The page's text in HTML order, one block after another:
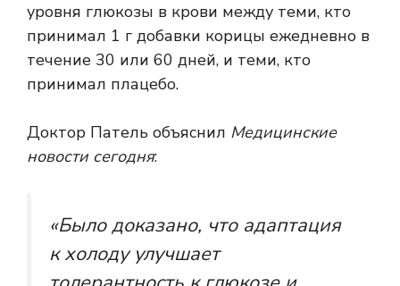
уровня глюкозы в крови между теми, кто
принимал 1 г добавки корицы ежедневно в
течение 30 или 60 дней, и теми, кто
принимал плацебо.
Доктор Патель объяснил Медицинские
новости сегодня:
«Было доказано, что адаптация
к холоду улучшает